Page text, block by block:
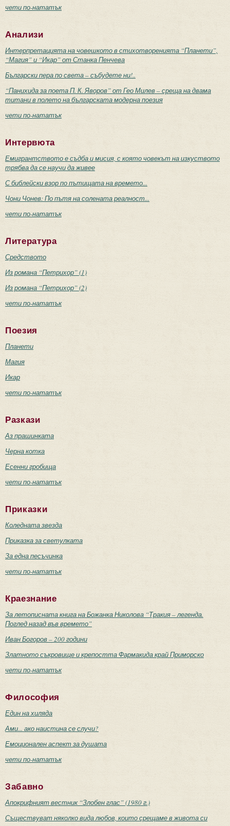
чети по-нататък
Анализи
Интерпретацията на човешкото в стихотворенията “Планети”,
“Магия” и “Икар” от Станка Пенчева
Български пера по света – събудете ни!..
“Панихида за поета П. К. Яворов” от Гео Милев – среща на двама
титани в полето на българската модерна поезия
чети по-нататък
Интервюта
Емигрантството е съдба и мисия, с която човекът на изкуството
трябва да се научи да живее
С библейски взор по пътищата на времето...
Чони Чонев: По пътя на солената реалност...
чети по-нататък
Литература
Средството
Из романа “Петрихор” (1)
Из романа “Петрихор” (2)
чети по-нататък
Поезия
Планети
Магия
Икар
чети по-нататък
Разкази
Аз прашинката
Черна котка
Есенни гробища
чети по-нататък
Приказки
Коледната звезда
Приказка за светулката
За една песъчинка
чети по-нататък
Краезнание
За летописната книга на Божанка Николова “Тракия – легенда.
Поглед назад във времето”
Иван Богоров – 200 години
Златното съкровище и крепостта Фармакида край Приморско
чети по-нататък
Философия
Един на хиляда
Ами... ако наистина се случи?
Емоционален аспект за душата
чети по-нататък
Забавно
Апокрифният вестник “Злобен глас” (1980 г.)
Съществуват няколко вида любов, които срещаме в живота си